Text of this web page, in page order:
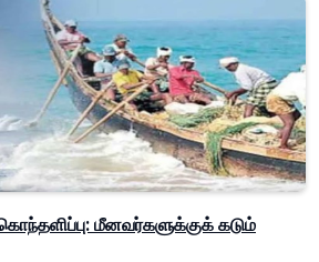
மீனவர்களுக்குக் கடும்